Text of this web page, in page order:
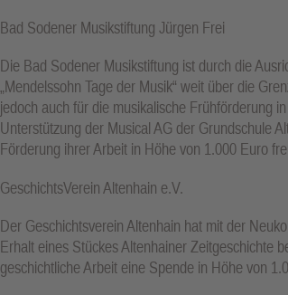
Bad Sodener Musikstiftung Jürgen Frei
Die Bad Sodener Musikstiftung ist durch die
„Mendelssohn Tage der Musik“ weit über die
jedoch auch für die musikalische Frühförderung
Unterstützung der Musical AG der Grundschule
Förderung ihrer Arbeit in Höhe von 1.000 Euro
GeschichtsVerein Altenhain e.V.
Der Geschichtsverein Altenhain hat mit der
Erhalt eines Stückes Altenhainer Zeitgeschichte
geschichtliche Arbeit eine Spende in Höhe von